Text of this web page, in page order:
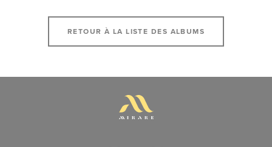
RETOUR À LA LISTE DES ALBUMS